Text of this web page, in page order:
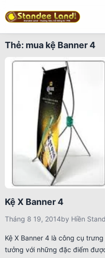
Thẻ: mua kệ Banner 4
Kệ X Banner 4
Tháng 8 19, 2014by Hiền
Kệ X Banner 4 là công cụ
tưởng với những đặc điểm